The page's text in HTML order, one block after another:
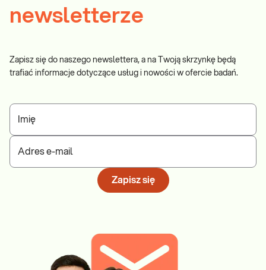
newsletterze
Zapisz się do naszego newslettera, a na Twoją skrzynkę będą
trafiać informacje dotyczące usług i nowości w ofercie badań.
Imię
Adres e-mail
Zapisz się